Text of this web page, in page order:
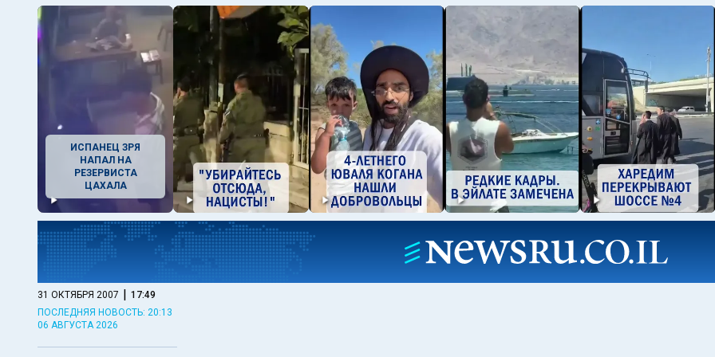
ИСПАНЕЦ ЗРЯ
НАПАЛ НА
РЕЗЕРВИСТА
ЦАХАЛА
31 ОКТЯБРЯ 2007 | 17:49
ПОСЛЕДНЯЯ НОВОСТЬ: 20:13
06 АВГУСТА 2026